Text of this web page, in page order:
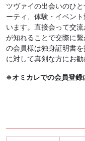
ツヴァイの出会いのひ
ーティ、体験・イベン
います。直接会って交
が知れることで交際に
の会員様は独身証明書
に対して真剣な方にお勧
※オミカレでの会員登録